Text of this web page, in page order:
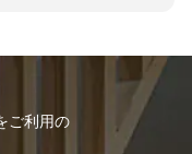
ご利用の